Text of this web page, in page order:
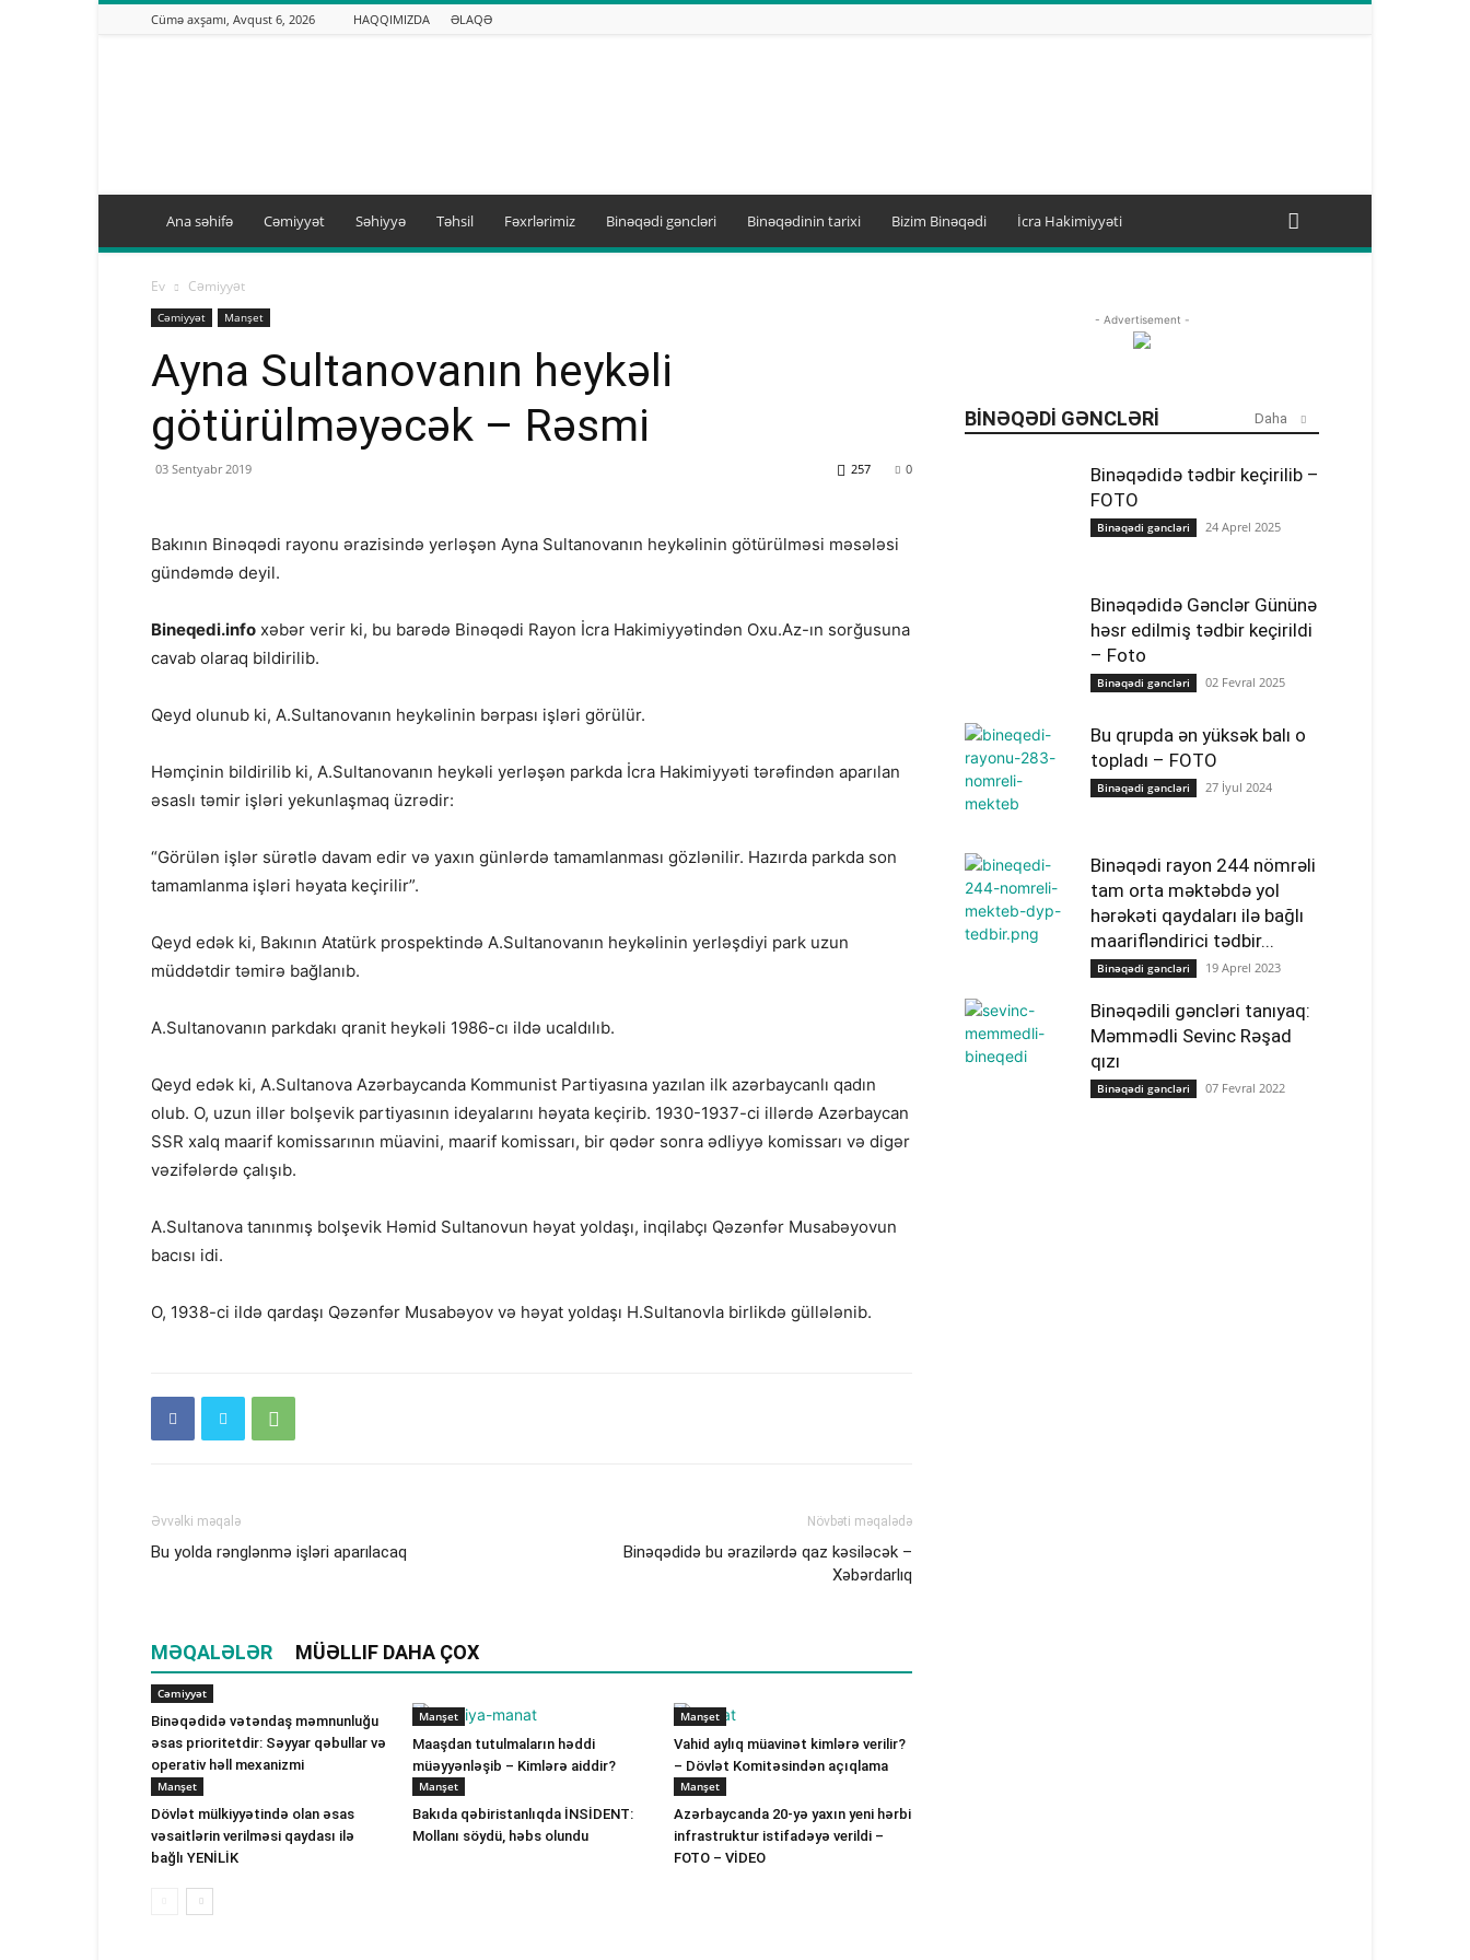
Cümə axşamı, Avqust 6, 2026 HAQQIMIZDA ƏLAQƏ
Ana səhifə Cəmiyyət Səhiyyə Təhsil Fəxrlərimiz Binəqədi gəncləri Binəqədinin tarixi Bizim Binəqədi İcra Hakimiyyəti
Ev Cəmiyyət
Cəmiyyət Manşet
Ayna Sultanovanın heykəli
götürülməyəcək – Rəsmi
03 Sentyabr 2019 0
257
Bakının Binəqədi rayonu ərazisində yerləşən Ayna Sultanovanın heykəlinin götürülməsi məsələsi
gündəmdə deyil.
Bineqedi.info xəbər verir ki, bu barədə Binəqədi Rayon İcra Hakimiyyətindən Oxu.Az-ın sorğusuna
cavab olaraq bildirilib.
Qeyd olunub ki, A.Sultanovanın heykəlinin bərpası işləri görülür.
Həmçinin bildirilib ki, A.Sultanovanın heykəli yerləşən parkda İcra Hakimiyyəti tərəfindən aparılan
əsaslı təmir işləri yekunlaşmaq üzrədir:
“Görülən işlər sürətlə davam edir və yaxın günlərdə tamamlanması gözlənilir. Hazırda parkda son
tamamlanma işləri həyata keçirilir”.
Qeyd edək ki, Bakının Atatürk prospektində A.Sultanovanın heykəlinin yerləşdiyi park uzun
müddətdir təmirə bağlanıb.
A.Sultanovanın parkdakı qranit heykəli 1986-cı ildə ucaldılıb.
Qeyd edək ki, A.Sultanova Azərbaycanda Kommunist Partiyasına yazılan ilk azərbaycanlı qadın
olub. O, uzun illər bolşevik partiyasının ideyalarını həyata keçirib. 1930-1937-ci illərdə Azərbaycan
SSR xalq maarif komissarının müavini, maarif komissarı, bir qədər sonra ədliyyə komissarı və digər
vəzifələrdə çalışıb.
A.Sultanova tanınmış bolşevik Həmid Sultanovun həyat yoldaşı, inqilabçı Qəzənfər Musabəyovun
bacısı idi.
O, 1938-ci ildə qardaşı Qəzənfər Musabəyov və həyat yoldaşı H.Sultanovla birlikdə güllələnib.
Əvvəlki məqalə
Bu yolda rənglənmə işləri aparılacaq
Növbəti məqalədə
Binəqədidə bu ərazilərdə qaz kəsiləcək –
Xəbərdarlıq
MƏQALƏLƏR MÜƏLLIF DAHA ÇOX
Cəmiyyət
Binəqədidə vətəndaş məmnunluğu
əsas prioritetdir: Səyyar qəbullar və
operativ həll mexanizmi
Manşet
Maaşdan tutulmaların həddi
müəyyənləşib – Kimlərə aiddir?
Manşet
Vahid aylıq müavinət kimlərə verilir?
– Dövlət Komitəsindən açıqlama
Manşet
Dövlət mülkiyyətində olan əsas
vəsaitlərin verilməsi qaydası ilə
bağlı YENİLİK
Manşet
Bakıda qəbiristanlıqda İNSİDENT:
Mollanı söydü, həbs olundu
Manşet
Azərbaycanda 20-yə yaxın yeni hərbi
infrastruktur istifadəyə verildi –
FOTO – VİDEO
- Advertisement -
BINƏQƏDI GƏNCLƏRI Daha
Binəqədidə tədbir keçirilib –
FOTO
Binəqədi gəncləri 24 Aprel 2025
Binəqədidə Gənclər Gününə
həsr edilmiş tədbir keçirildi
– Foto
Binəqədi gəncləri 02 Fevral 2025
Bu qrupda ən yüksək balı o
topladı – FOTO
Binəqədi gəncləri 27 İyul 2024
Binəqədi rayon 244 nömrəli
tam orta məktəbdə yol
hərəkəti qaydaları ilə bağlı
maarifləndirici tədbir...
Binəqədi gəncləri 19 Aprel 2023
Binəqədili gəncləri tanıyaq:
Məmmədli Sevinc Rəşad
qızı
Binəqədi gəncləri 07 Fevral 2022